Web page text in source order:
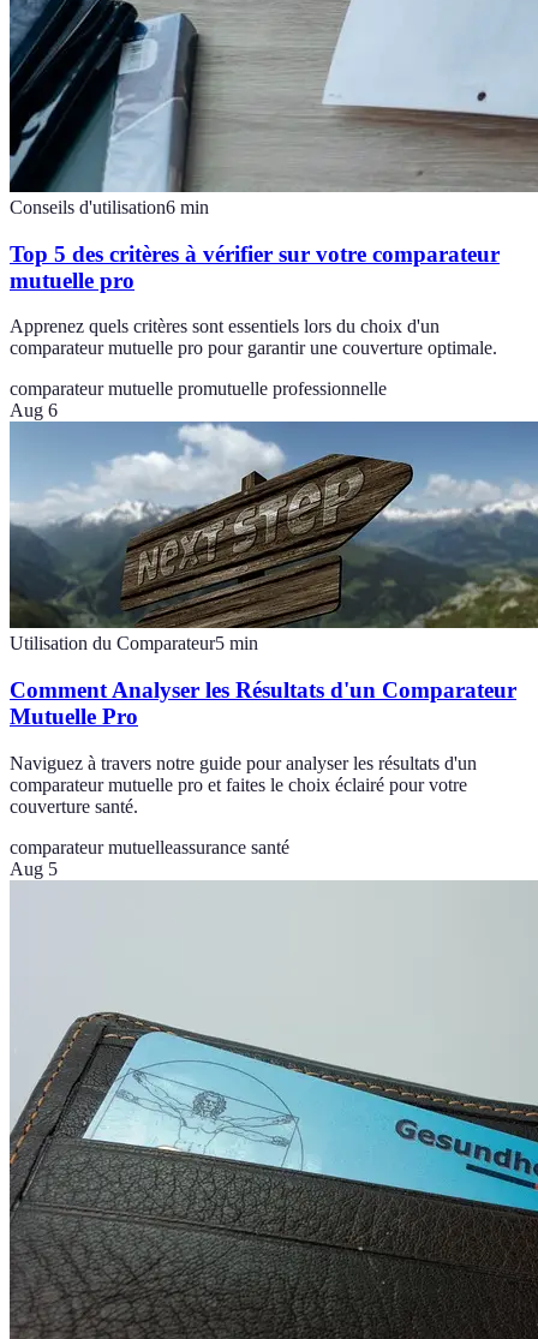
Conseils d'utilisation6 min
Top 5 des critères à vérifier sur votre comparateur
mutuelle pro
Apprenez quels critères sont essentiels lors du choix d'un
comparateur mutuelle pro pour garantir une couverture optimale.
comparateur mutuelle promutuelle professionnelle
Aug 6
Utilisation du Comparateur5 min
Comment Analyser les Résultats d'un Comparateur
Mutuelle Pro
Naviguez à travers notre guide pour analyser les résultats d'un
comparateur mutuelle pro et faites le choix éclairé pour votre
couverture santé.
comparateur mutuelleassurance santé
Aug 5